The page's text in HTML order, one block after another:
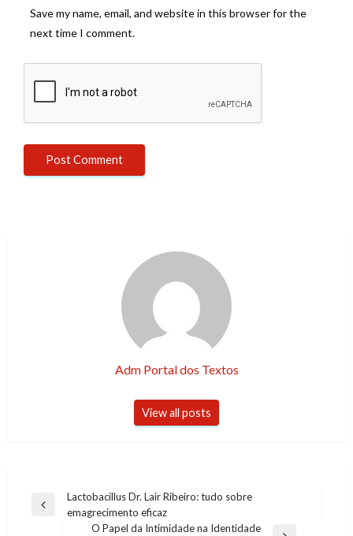
Save my name, email, and website in this browser for the
next time I comment.
Adm Portal dos Textos
View all posts
Post
navigation
Previous
Lactobacillus Dr. Lair Ribeiro: tudo sobre
emagrecimento eficaz
O Papel da Intimidade na Identidade